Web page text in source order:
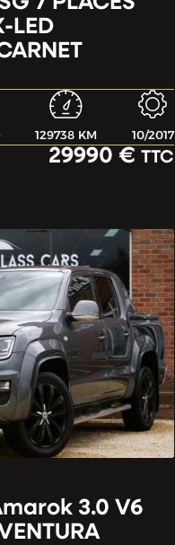
LED
129738 KM 10/2017
29990 € TTC
3.0 V6